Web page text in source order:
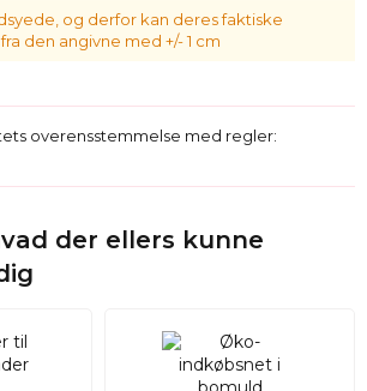
og derfor kan deres faktiske
den angivne med +/- 1 cm
overensstemmelse med regler:
der ellers kunne